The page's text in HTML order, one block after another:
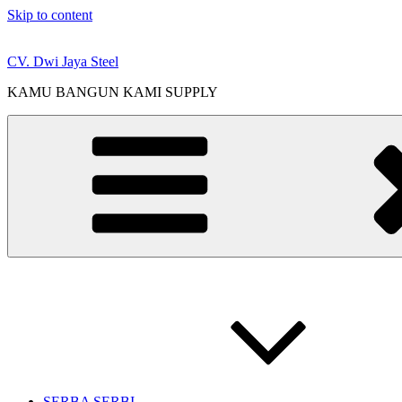
Skip to content
CV. Dwi Jaya Steel
KAMU BANGUN KAMI SUPPLY